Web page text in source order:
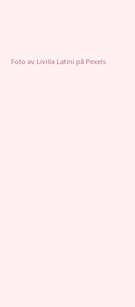
Foto av Livilla Latini på Pexels